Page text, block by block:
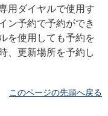
用ダイヤルで使用す
ン予約で予約ができ
を使用しても予約を
、更新場所を予約し
このページの先頭へ戻る